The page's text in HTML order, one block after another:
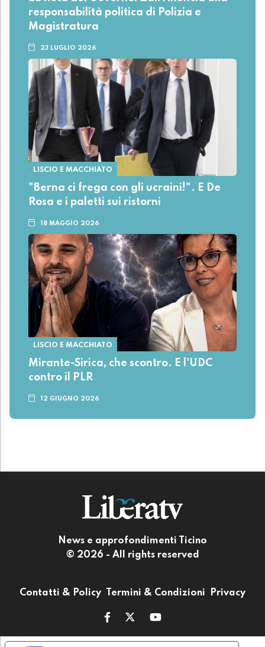
responsabilità politica di Polizia e
Magistratura
23 LUGLIO 2026
LISCIO E MACCHIATO
"Berna ci frega con gli ucraini!". E De
Rosa e i paletti sui ristorni
18 MAGGIO 2026
LISCIO E MACCHIATO
Mirante-Sirica, che scontro. E l'UDC
contro il PLR
12 GIUGNO 2026
News e approfondimenti Ticino
© 2026 - All rights reserved
Contatti & Policy Termini & Condizioni Privacy